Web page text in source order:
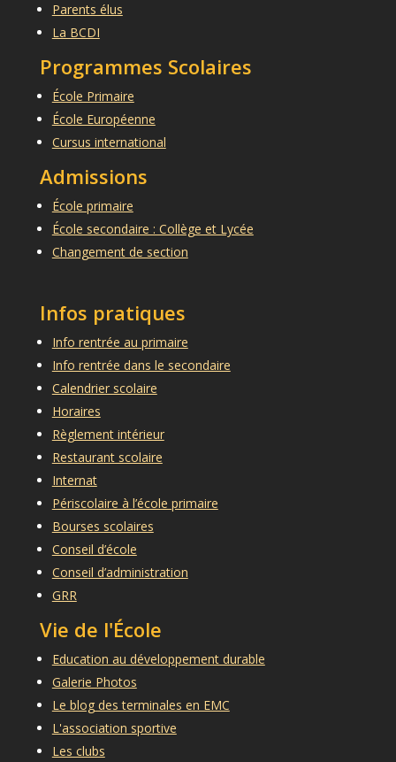
Parents élus
La BCDI
Programmes Scolaires
École Primaire
École Européenne
Cursus international
Admissions
École primaire
École secondaire : Collège et Lycée
Changement de section
Infos pratiques
Info rentrée au primaire
Info rentrée dans le secondaire
Calendrier scolaire
Horaires
Règlement intérieur
Restaurant scolaire
Internat
Périscolaire à l’école primaire
Bourses scolaires
Conseil d’école
Conseil d’administration
GRR
Vie de l'École
Education au développement durable
Galerie Photos
Le blog des terminales en EMC
L'association sportive
Les clubs